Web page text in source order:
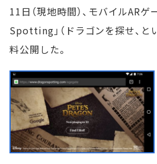
11日（現地時間）、モバイルARゲ
Spotting」（ドラゴンを探せ、と
料公開した。